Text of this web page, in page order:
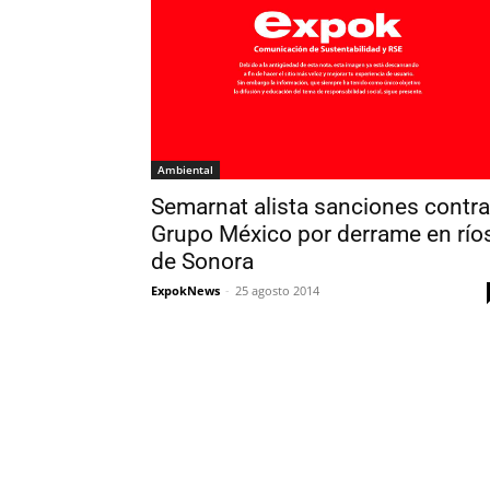
Ambiental
Semarnat alista sanciones contra
Grupo México por derrame en
de Sonora
ExpokNews - 25 agosto 2014